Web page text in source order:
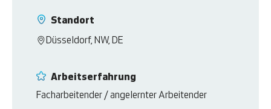
Standort
Düsseldorf, NW, DE
Arbeitserfahrung
Facharbeitender / angelernter Arbeitender